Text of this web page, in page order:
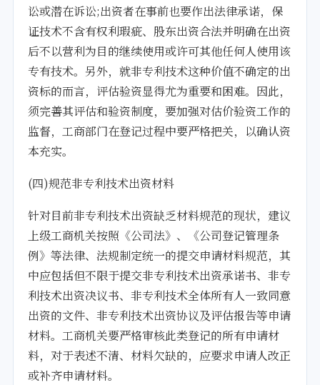
讼或潜在诉讼;出资者在事前也要作出法律承诺，保
证技术不含有权利瑕疵、股东出资合法并明确在出资
后不以营利为目的继续使用或许可其他任何人使用该
专有技术。另外，就非专利技术这种价值不确定的出
资标的而言，评估验资显得尤为重要和困难。因此，
须完善其评估和验资制度，要加强对估价验资工作的
监督，工商部门在登记过程中要严格把关，以确认资
本充实。
(四)规范非专利技术出资材料
针对目前非专利技术出资缺乏材料规范的现状，建议
上级工商机关按照《公司法》、《公司登记管理条
例》等法律、法规制定统一的提交申请材料规范，其
中应包括但不限于提交非专利技术出资承诺书、非专
利技术出资决议书、非专利技术全体所有人一致同意
出资的文件、非专利技术出资协议及评估报告等申请
材料。工商机关要严格审核此类登记的所有申请材
料，对于表述不清、材料欠缺的，应要求申请人改正
或补齐申请材料。